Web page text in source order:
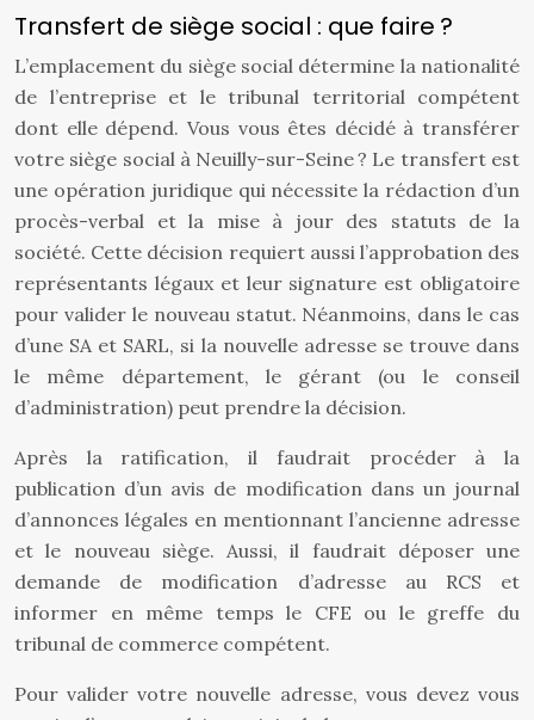
Transfert de siège social : que faire ?
L’emplacement du siège social détermine la nationalité
de l’entreprise et le tribunal territorial compétent
dont elle dépend. Vous vous êtes décidé à transférer
votre siège social à Neuilly-sur-Seine ? Le transfert est
une opération juridique qui nécessite la rédaction d’un
procès-verbal et la mise à jour des statuts de la
société. Cette décision requiert aussi l’approbation des
représentants légaux et leur signature est obligatoire
pour valider le nouveau statut. Néanmoins, dans le cas
d’une SA et SARL, si la nouvelle adresse se trouve dans
le même département, le gérant (ou le conseil
d’administration) peut prendre la décision.
Après la ratification, il faudrait procéder à la
publication d’un avis de modification dans un journal
d’annonces légales en mentionnant l’ancienne adresse
et le nouveau siège. Aussi, il faudrait déposer une
demande de modification d’adresse au RCS et
informer en même temps le CFE ou le greffe du
tribunal de commerce compétent.
Pour valider votre nouvelle adresse, vous devez vous